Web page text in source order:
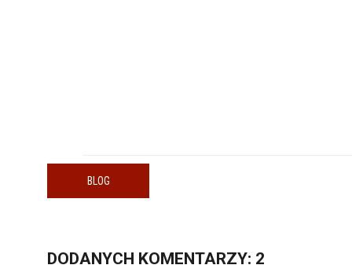
BLOG
DODANYCH KOMENTARZY: 2